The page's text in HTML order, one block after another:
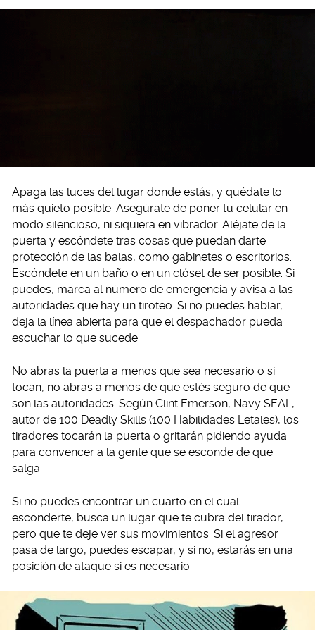
Apaga las luces del lugar donde estás, y quédate lo
más quieto posible. Asegúrate de poner tu celular en
modo silencioso, ni siquiera en vibrador. Aléjate de la
puerta y escóndete tras cosas que puedan darte
protección de las balas, como gabinetes o escritorios.
Escóndete en un baño o en un clóset de ser posible. Si
puedes, marca al número de emergencia y avisa a las
autoridades que hay un tiroteo. Si no puedes hablar,
deja la línea abierta para que el despachador pueda
escuchar lo que sucede.
No abras la puerta a menos que sea necesario o si
tocan, no abras a menos de que estés seguro de que
son las autoridades. Según Clint Emerson, Navy SEAL,
autor de 100 Deadly Skills (100 Habilidades Letales), los
tiradores tocarán la puerta o gritarán pidiendo ayuda
para convencer a la gente que se esconde de que
salga.
Si no puedes encontrar un cuarto en el cual
esconderte, busca un lugar que te cubra del tirador,
pero que te deje ver sus movimientos. Si el agresor
pasa de largo, puedes escapar, y si no, estarás en una
posición de ataque si es necesario.